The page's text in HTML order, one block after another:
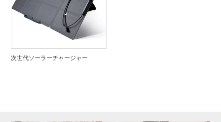
次世代ソーラーチャージャー